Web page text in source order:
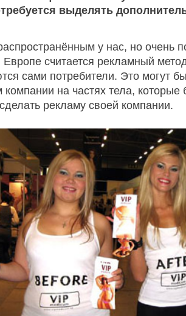
выделять
у нас, но очень
считается рекламный
сами потребители. Это могут
компании на частях тела, которые
рекламу своей компании.